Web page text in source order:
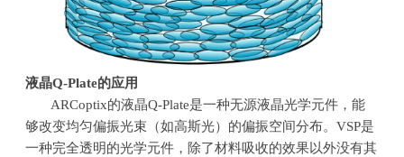
液晶Q-Plate的应用
ARCoptix的液晶Q-Plate是一种无源液晶光学元件，能
够改变均匀偏振光束（如高斯光）的偏振空间分布。VSP是
一种完全透明的光学元件，除了材料吸收的效果以外没有其